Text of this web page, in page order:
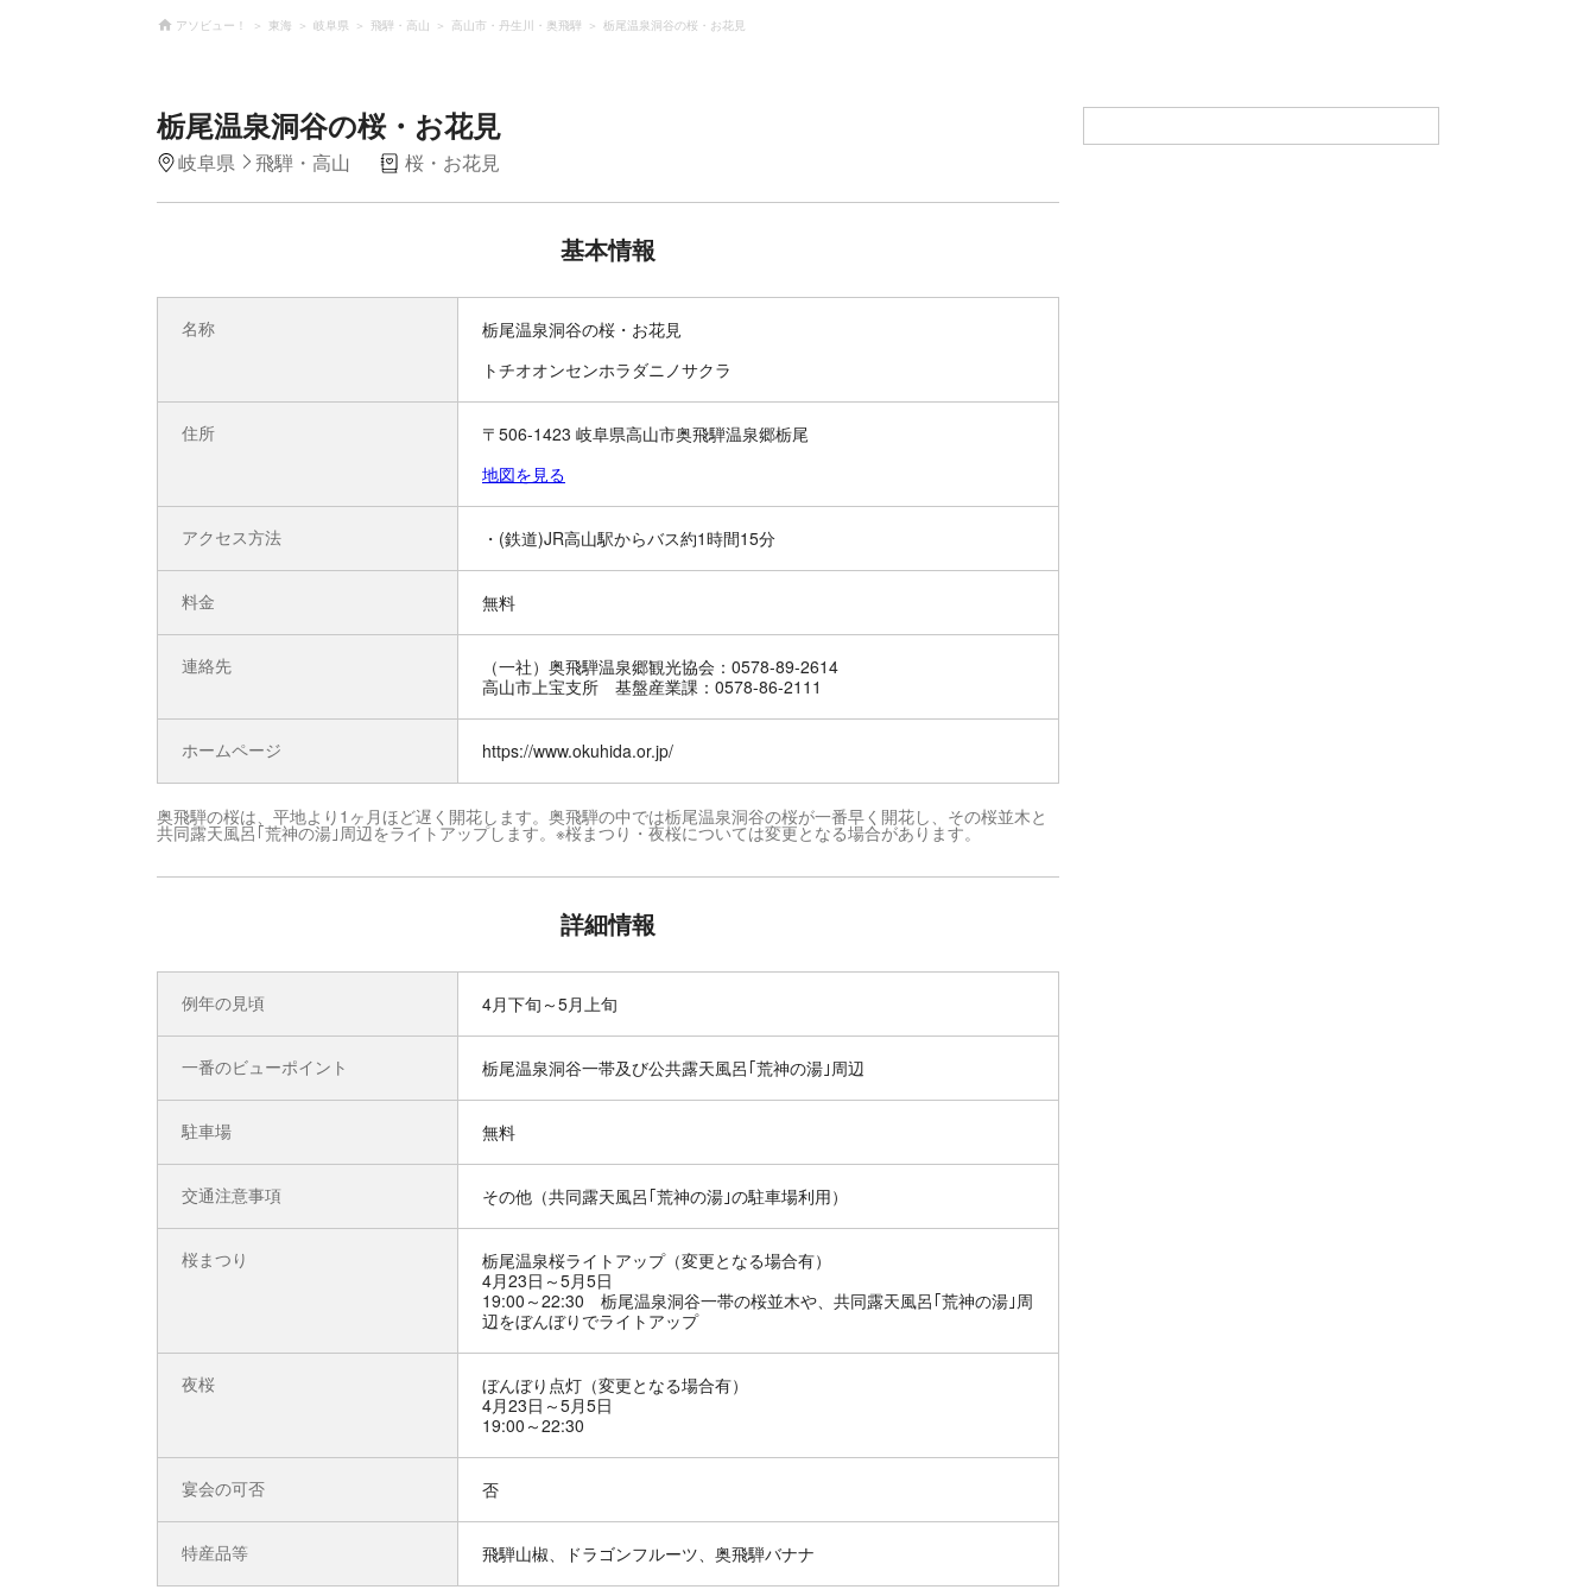
アソビュー！ 東海 岐阜県 飛騨・高山 高山市・丹生川・奥飛騨 栃尾温泉洞谷の桜・お花見
栃尾温泉洞谷の桜・お花見
岐阜県 飛騨・高山 桜・お花見
基本情報
名称
栃尾温泉洞谷の桜・お花見
トチオオンセンホラダニノサクラ
住所
〒506-1423 岐阜県高山市奥飛騨温泉郷栃尾
地図を見る
アクセス方法 ・(鉄道)JR高山駅からバス約1時間15分
料金 無料
連絡先
（一社）奥飛騨温泉郷観光協会：0578-89-2614
高山市上宝支所 基盤産業課：0578-86-2111
ホームページ https://www.okuhida.or.jp/
奥飛騨の桜は、平地より1ヶ月ほど遅く開花します。奥飛騨の中では栃尾温泉洞谷の桜が一番早く開花し、その桜並木と
共同露天風呂｢荒神の湯｣周辺をライトアップします。※桜まつり・夜桜については変更となる場合があります。
詳細情報
例年の見頃 4月下旬～5月上旬
一番のビューポイント 栃尾温泉洞谷一帯及び公共露天風呂｢荒神の湯｣周辺
駐車場 無料
交通注意事項 その他（共同露天風呂｢荒神の湯｣の駐車場利用）
桜まつり
栃尾温泉桜ライトアップ（変更となる場合有）
4月23日～5月5日
19:00～22:30 栃尾温泉洞谷一帯の桜並木や、共同露天風呂｢荒神の湯｣周
辺をぼんぼりでライトアップ
夜桜
ぼんぼり点灯（変更となる場合有）
4月23日～5月5日
19:00～22:30
宴会の可否 否
特産品等 飛騨山椒、ドラゴンフルーツ、奥飛騨バナナ